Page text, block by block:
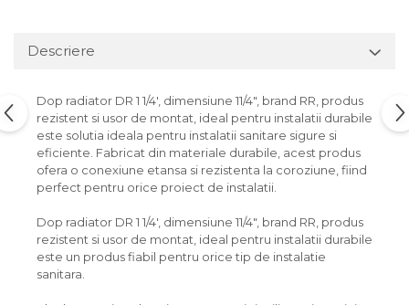
Descriere
Dop radiator DR 1 1/4', dimensiune 11/4", brand RR, produs
rezistent si usor de montat, ideal pentru instalatii durabile
este solutia ideala pentru instalatii sanitare sigure si
eficiente. Fabricat din materiale durabile, acest produs
ofera o conexiune etansa si rezistenta la coroziune, fiind
perfect pentru orice proiect de instalatii.
Dop radiator DR 1 1/4', dimensiune 11/4", brand RR, produs
rezistent si usor de montat, ideal pentru instalatii durabile
este un produs fiabil pentru orice tip de instalatie
sanitara.